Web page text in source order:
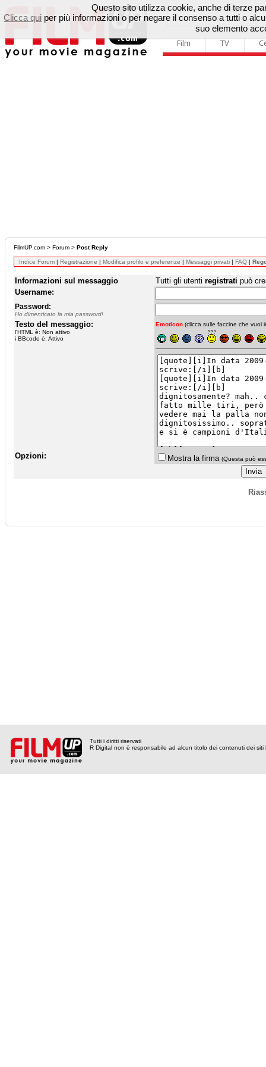
Film TV
FilmUP.com > Forum > Post Reply
Indice Forum | Registrazione | Modifica profilo e preferenze | Messaggi privati | FAQ |
Informazioni sul messaggio Tutti gli utenti registrati può
Username:
Password:
Ho dimenticato la mia password!
Testo del messaggio:
l'HTML è: Non attivo
i BBcode è: Attivo
Emoticon (clicca sulle faccine che vuoi
Opzioni: Mostra la firma (Questa può
Tutti i diritti riservati
R Digital non è responsabile ad alcun titolo dei contenuti dei siti
Questo sito utilizza cookie, anche di terze
Clicca qui per più informazioni o per negare il consenso a tutti o
suo elemento